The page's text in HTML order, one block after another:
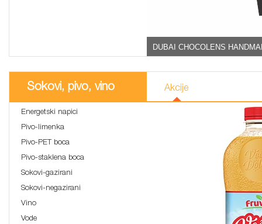
DUBAI CHOCOLENS
Sokovi, pivo, vino Akcije
Energetski napici
Pivo-limenka
Pivo-PET boca
Pivo-staklena boca
Sokovi-gazirani
Sokovi-negazirani
Vino
Vode